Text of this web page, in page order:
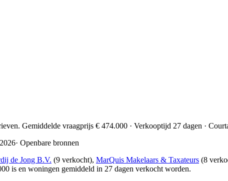
Gemiddelde vraagprijs € 474.000 · Verkooptijd 27 dagen ·
· Openbare bronnen
de Jong B.V. (9 verkocht), MarQuis Makelaars & Taxateurs (8
is en woningen gemiddeld in 27 dagen verkocht worden.